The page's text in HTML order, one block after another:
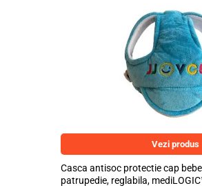
Vezi produs
Casca antisoc protectie cap
patrupedie, reglabila,